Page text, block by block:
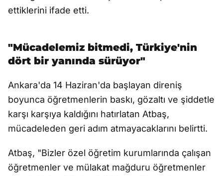
ettiklerini ifade etti.
"Mücadelemiz bitmedi, Türkiye'nin
dört bir yanında sürüyor"
Ankara'da 14 Haziran'da başlayan direniş
boyunca öğretmenlerin baskı, gözaltı ve şiddetle
karşı karşıya kaldığını hatırlatan Atbaş,
mücadeleden geri adım atmayacaklarını belirtti.
Atbaş, "Bizler özel öğretim kurumlarında çalışan
öğretmenler ve mülakat mağduru öğretmenler